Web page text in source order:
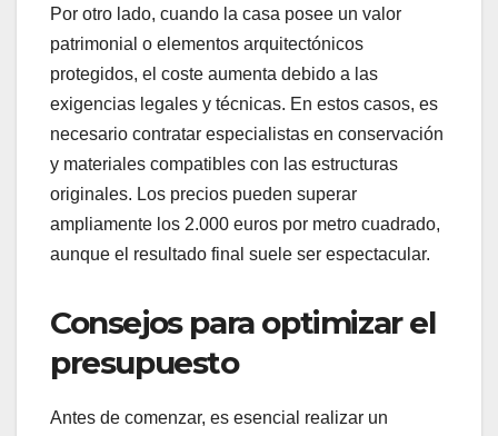
Por otro lado, cuando la casa posee un valor
patrimonial o elementos arquitectónicos
protegidos, el coste aumenta debido a las
exigencias legales y técnicas. En estos casos, es
necesario contratar especialistas en conservación
y materiales compatibles con las estructuras
originales. Los precios pueden superar
ampliamente los 2.000 euros por metro cuadrado,
aunque el resultado final suele ser espectacular.
Consejos para optimizar el
presupuesto
Antes de comenzar, es esencial realizar un